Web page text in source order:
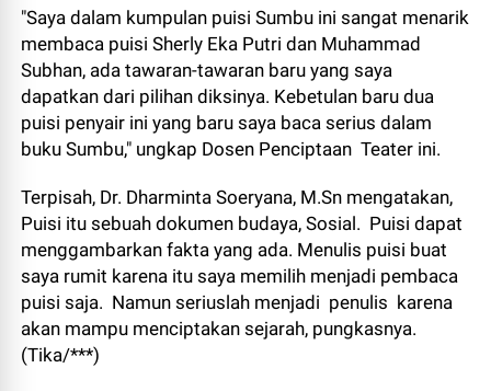
"Saya dalam kumpulan puisi Sumbu ini sangat menarik
membaca puisi Sherly Eka Putri dan Muhammad
Subhan, ada tawaran-tawaran baru yang saya
dapatkan dari pilihan diksinya. Kebetulan baru dua
puisi penyair ini yang baru saya baca serius dalam
buku Sumbu," ungkap Dosen Penciptaan Teater ini.
Terpisah, Dr. Dharminta Soeryana, M.Sn mengatakan,
Puisi itu sebuah dokumen budaya, Sosial. Puisi dapat
menggambarkan fakta yang ada. Menulis puisi buat
saya rumit karena itu saya memilih menjadi pembaca
puisi saja. Namun seriuslah menjadi penulis karena
akan mampu menciptakan sejarah, pungkasnya.
(Tika/***)